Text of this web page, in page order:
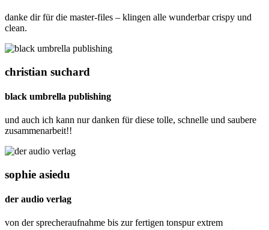
danke dir für die master-files – klingen alle wunderbar crispy und
clean.
christian suchard
black umbrella publishing
und auch ich kann nur danken für diese tolle, schnelle und saubere
zusammenarbeit!!
sophie asiedu
der audio verlag
von der sprecheraufnahme bis zur fertigen tonspur extrem